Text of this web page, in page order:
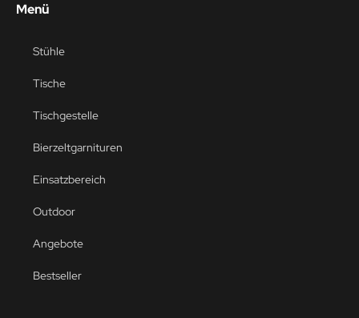
Menü
Stühle
Tische
Tischgestelle
Bierzeltgarnituren
Einsatzbereich
Outdoor
Angebote
Bestseller